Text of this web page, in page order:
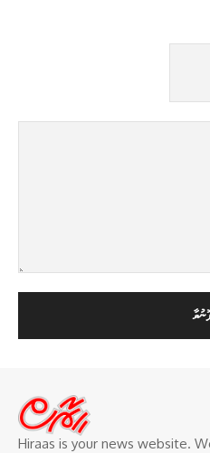
Hiraas is your news website.